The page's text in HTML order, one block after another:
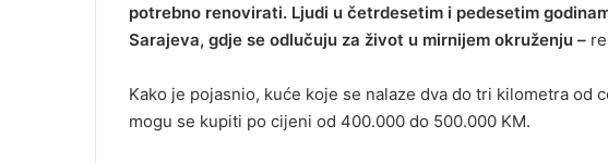
potrebno renovirati. Ljudi u četrdesetim i pedesetim
Sarajeva, gdje se odlučuju za život u mirnijem okruženju –
Kako je pojasnio, kuće koje se nalaze dva do tri kilometra od
mogu se kupiti po cijeni od 400.000 do 500.000 KM.